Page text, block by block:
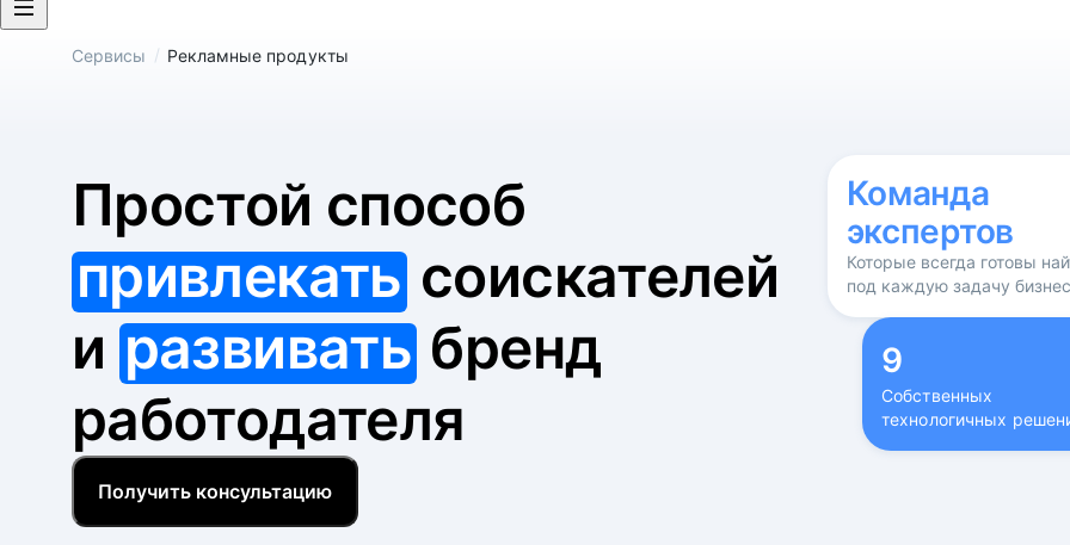
Сервисы / Рекламные продукты
Простой способ
привлекатьсоискателей
и развивать бренд
работодателя
Получить консультацию
Команда
экспертов
Которые всегда готовы
под каждую задачу
9
Собственных
технологичных